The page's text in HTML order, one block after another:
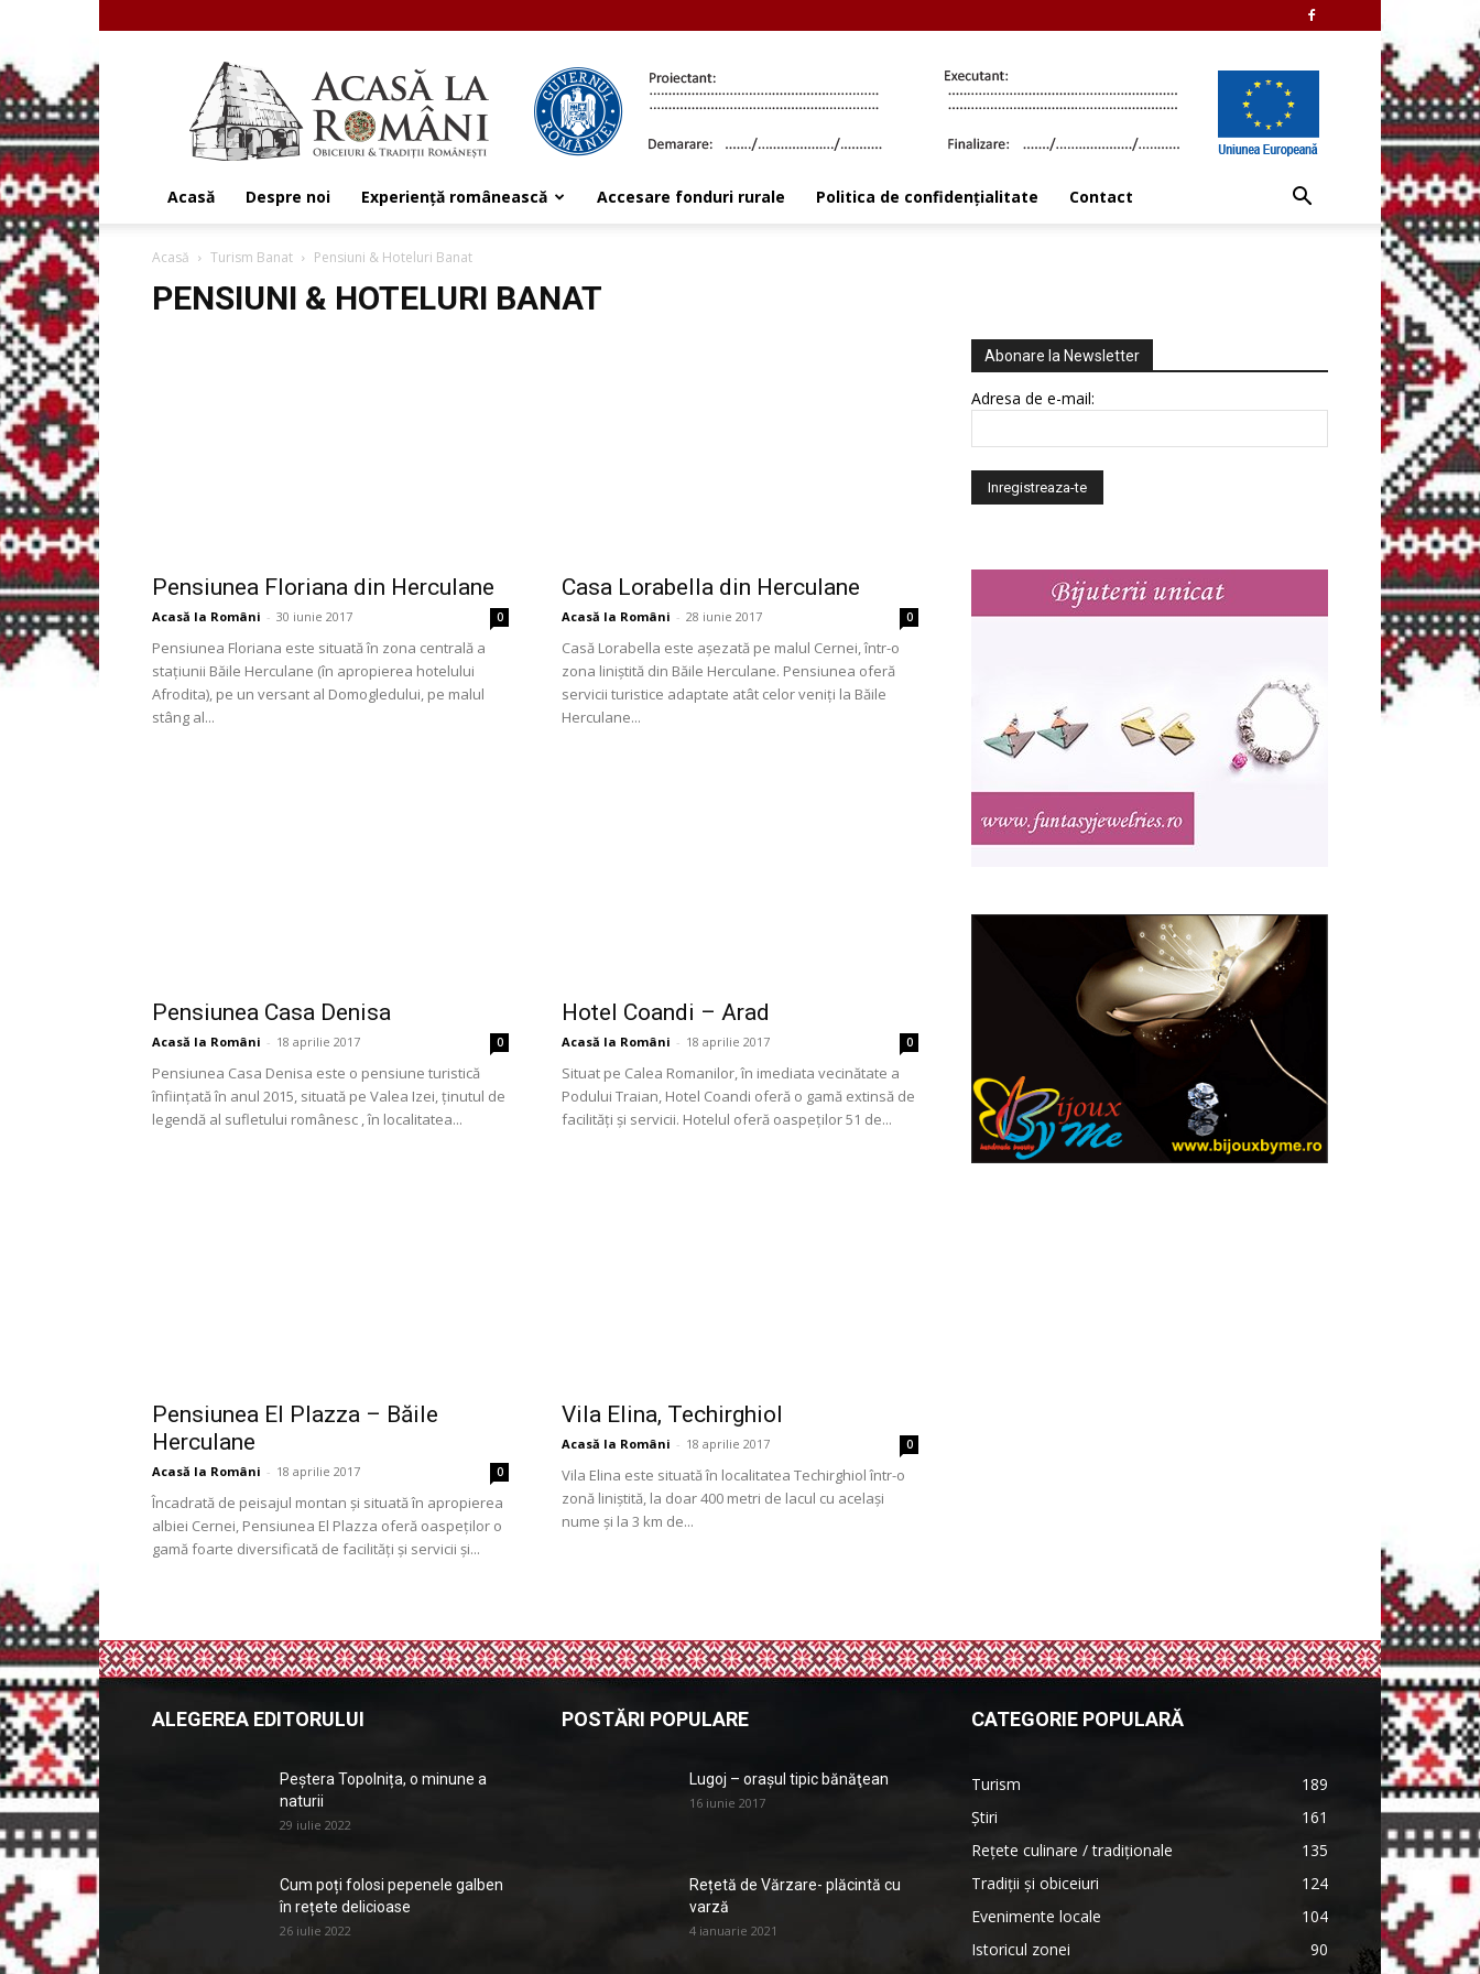
Acasa
la
Romani
Acasă Despre noi Experiență românească Accesare fonduri rurale Politica de confidențialitate Contact
Acasă Turism Banat Pensiuni & Hoteluri Banat
PENSIUNI & HOTELURI BANAT
Pensiunea Floriana din Herculane
Acasă la Români - 30 iunie 2017 0
Pensiunea Floriana este situată în zona centrală a
stațiunii Băile Herculane (în apropierea hotelului
Afrodita), pe un versant al Domogledului, pe malul
stâng al...
Casa Lorabella din Herculane
Acasă la Români - 28 iunie 2017 0
Casă Lorabella este așezată pe malul Cernei, într-o
zona liniștită din Băile Herculane. Pensiunea oferă
servicii turistice adaptate atât celor veniți la Băile
Herculane...
Pensiunea Casa Denisa
Acasă la Români - 18 aprilie 2017 0
Pensiunea Casa Denisa este o pensiune turistică
înfiinţată în anul 2015, situată pe Valea Izei, ţinutul de
legendă al sufletului românesc , în localitatea...
Hotel Coandi – Arad
Acasă la Români - 18 aprilie 2017 0
Situat pe Calea Romanilor, în imediata vecinătate a
Podului Traian, Hotel Coandi oferă o gamă extinsă de
facilităţi şi servicii. Hotelul oferă oaspeţilor 51 de...
Pensiunea El Plazza – Băile
Herculane
Acasă la Români - 18 aprilie 2017 0
Încadrată de peisajul montan şi situată în apropierea
albiei Cernei, Pensiunea El Plazza oferă oaspeţilor o
gamă foarte diversificată de facilităţi și servicii și...
Vila Elina, Techirghiol
Acasă la Români - 18 aprilie 2017 0
Vila Elina este situată în localitatea Techirghiol într-o
zonă liniștită, la doar 400 metri de lacul cu același
nume și la 3 km de...
Abonare la Newsletter
Adresa de e-mail:
ALEGEREA EDITORULUI
Peștera Topolnița, o minune a
naturii
29 iulie 2022
Cum poți folosi pepenele galben
în rețete delicioase
26 iulie 2022
POSTĂRI POPULARE
Lugoj – orașul tipic bănăţean
16 iunie 2017
Rețetă de Vărzare- plăcintă cu
varză
4 ianuarie 2021
CATEGORIE POPULARĂ
Turism
189
Știri
161
Rețete culinare / tradiționale
135
Tradiții și obiceiuri
124
Evenimente locale
104
Istoricul zonei
90